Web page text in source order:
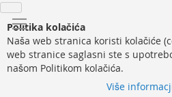
Politika kolačića
Naša web stranica koristi kolačiće
web stranice saglasni ste s
našom Politikom kolačića.
Više